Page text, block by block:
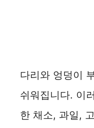
다리와 엉덩이
쉬워집니다. 이
한 채소, 과일,